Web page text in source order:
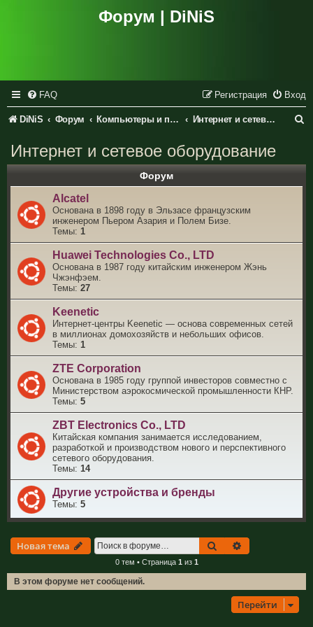
Форум | DiNiS
FAQ Вход
Регистрация
DiNiS Форум Компьютеры и периферия Интернет и сетевое оборудование
Интернет и сетевое оборудование
Форум
Alcatel
Основана в 1898 году в Эльзасе французским
инженером Пьером Азария и Полем Бизе.
Темы: 1
Huawei Technologies Co., LTD
Основана в 1987 году китайским инженером Жэнь
Чжэнфэем.
Темы: 27
Keenetic
Интернет-центры Keenetic — основа современных сетей
в миллионах домохозяйств и небольших офисов.
Темы: 1
ZTE Corporation
Основана в 1985 году группой инвесторов совместно с
Министерством аэрокосмической промышленности КНР.
Темы: 5
ZBT Electronics Co., LTD
Китайская компания занимается исследованием,
разработкой и производством нового и перспективного
сетевого оборудования.
Темы: 14
Другие устройства и бренды
Темы: 5
Новая тема Поиск
0 тем • Страница 1 из 1
В этом форуме нет сообщений.
Перейти